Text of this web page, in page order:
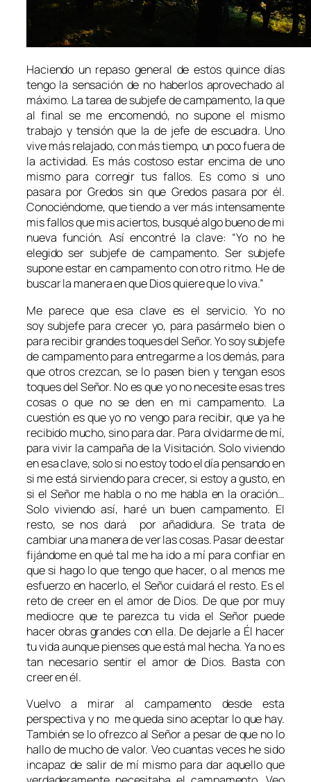
Haciendo un repaso general de estos quince días
tengo la sensación de no haberlos aprovechado al
máximo. La tarea de subjefe de campamento, la que
al final se me encomendó, no supone el mismo
trabajo y tensión que la de jefe de escuadra. Uno
vive más relajado, con más tiempo, un poco fuera de
la actividad. Es más costoso estar encima de uno
mismo para corregir tus fallos. Es como si uno
pasara por Gredos sin que Gredos pasara por él.
Conociéndome, que tiendo a ver más intensamente
mis fallos que mis aciertos, busqué algo bueno de mi
nueva función. Así encontré la clave: “Yo no he
elegido ser subjefe de campamento. Ser subjefe
supone estar en campamentocon otro ritmo. He de
buscar la manera en que Dios quiere que lo viva.”
Me parece que esa clave es el servicio. Yo no
soy subjefe para crecer yo, para pasármelo bien o
para recibir grandes toques del Señor. Yo soy subjefe
de campamento para entregarme a los demás, para
que otros crezcan, se lo pasen bien y tengan esos
toques del Señor. No es que yo no necesite esas tres
cosas o que no se den en mi campamento. La
cuestión es que yo no vengo para recibir, que ya he
recibido mucho, sino para dar. Para olvidarme de mí,
para vivir la campaña de la Visitación. Solo viviendo
en esa clave, solo si no estoy todo el día pensando en
si me está sirviendo para crecer, si estoy a gusto, en
si el Señor me habla o no me habla en la oración…
Solo viviendo así, haré un buen campamento. El
resto, se nos dará por añadidura. Se trata de
cambiar una manera de ver las cosas. Pasar de estar
fijándome en qué tal me ha ido a mí para confiar en
que si hago lo que tengo que hacer, o al menos me
esfuerzo en hacerlo, el Señor cuidará el resto. Es el
reto de creer en el amor de Dios. De que por muy
mediocre que te parezca tu vida el Señor puede
hacer obras grandes con ella. De dejarle a Él hacer
tu vida aunque pienses que está mal hecha. Ya no es
tan necesario sentir el amor de Dios. Basta con
creer en él.
Vuelvo a mirar al campamento desde esta
perspectiva y no me queda sino aceptar lo que hay.
También se lo ofrezco al Señor a pesar de que no lo
hallo de mucho de valor. Veo cuantas veces he sido
incapaz de salir de mí mismo para dar aquello que